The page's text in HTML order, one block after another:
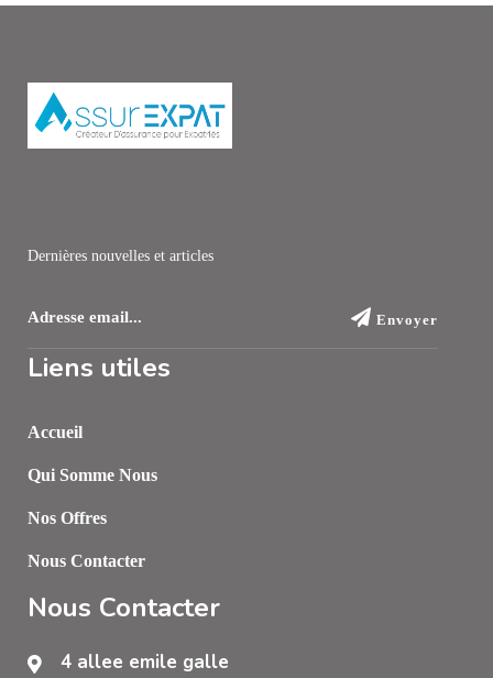
Dernières nouvelles et articles
Envoyer
Liens utiles
Accueil
Qui Somme Nous
Nos Offres
Nous Contacter
Nous Contacter
4 allee emile galle